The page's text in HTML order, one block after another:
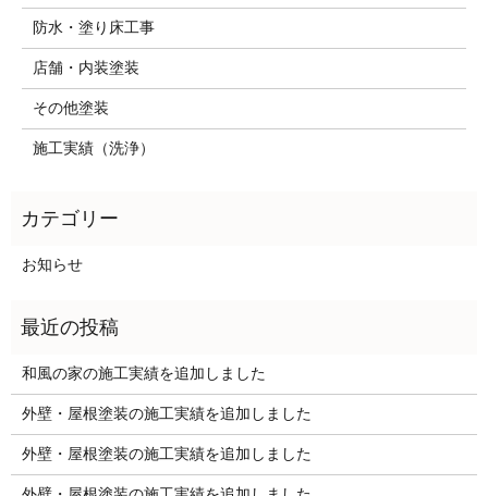
防水・塗り床工事
店舗・内装塗装
その他塗装
施工実績（洗浄）
お知らせ
和風の家の施工実績を追加しました
外壁・屋根塗装の施工実績を追加しました
外壁・屋根塗装の施工実績を追加しました